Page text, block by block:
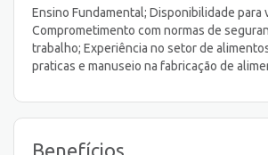
Ensino Fundamental; Disponibilidade para
Comprometimento com normas de
trabalho; Experiência no setor de
praticas e manuseio na fabricação de
Benefícios